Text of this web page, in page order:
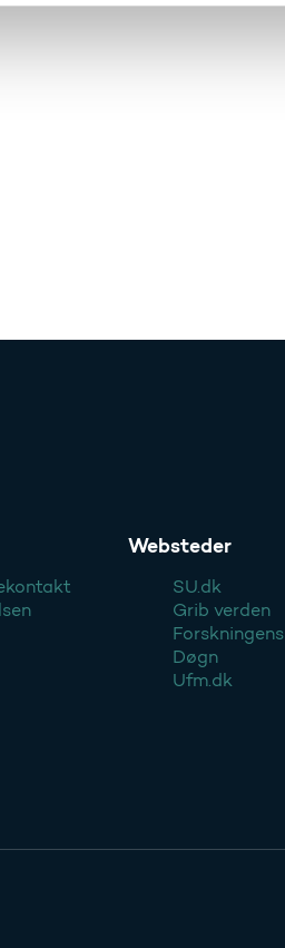
Websteder
SU.dk
Grib verden
Forskningens
Døgn
Ufm.dk